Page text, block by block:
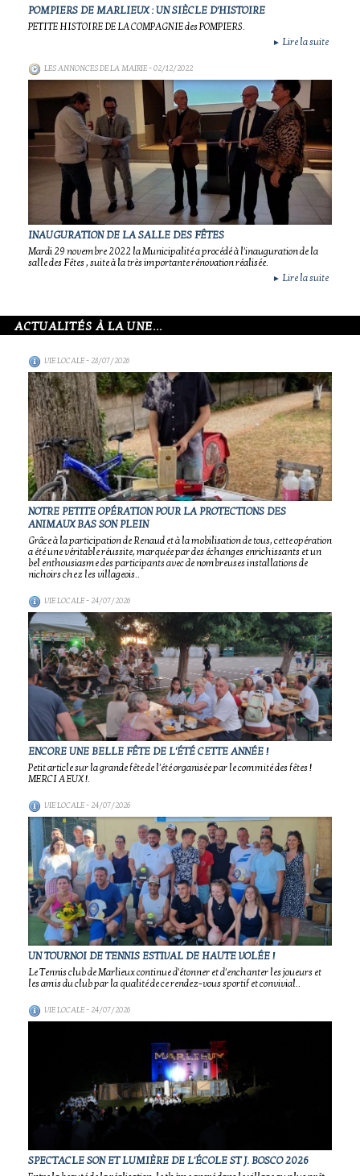
POMPIERS DE MARLIEUX : UN SIÈCLE D'HISTOIRE
PETITE HISTOIRE DE LA COMPAGNIE des POMPIERS.
► Lire la suite
LES ANNONCES DE LA MAIRIE- 02/12/2022
INAUGURATION DE LA SALLE DES FÊTES
Mardi 29 novembre 2022 la Municipalité a procédé à l'inauguration de la
salle des Fêtes , suite à la très importante rénovation réalisée.
► Lire la suite
ACTUALITÉS À LA UNE...
VIE LOCALE- 28/07/2026
NOTRE PETITE OPÉRATION POUR LA PROTECTIONS DES
ANIMAUX BAS SON PLEIN
Grâce à la participation de Renaud et à la mobilisation de tous, cette opération
a été une véritable réussite, marquée par des échanges enrichissants et un
bel enthousiasme des participants avec de nombreuses installations de
nichoirs chez les villageois..
VIE LOCALE- 24/07/2026
ENCORE UNE BELLE FÊTE DE L'ÉTÉ CETTE ANNÉE !
Petit article sur la grande fête de l'été organisée par le commité des fêtes !
MERCI A EUX !.
VIE LOCALE- 24/07/2026
UN TOURNOI DE TENNIS ESTIVAL DE HAUTE VOLÉE !
Le Tennis club de Marlieux continue d'étonner et d'enchanter les joueurs et
les amis du club par la qualité de ce rendez-vous sportif et convivial..
VIE LOCALE- 24/07/2026
SPECTACLE SON ET LUMIÈRE DE L'ÉCOLE ST J. BOSCO 2026